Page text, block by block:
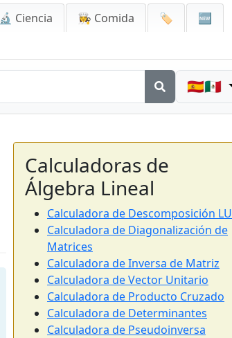
🔬 Ciencia 👩‍🍳 Comida 🏷️
🆕
🇪🇸🇲🇽
Calculadoras de
Álgebra Lineal
Calculadora de Descomposición LU
Calculadora de Diagonalización de
Matrices
Calculadora de Inversa de Matriz
Calculadora de Vector Unitario
Calculadora de Producto Cruzado
Calculadora de Determinantes
Calculadora de Pseudoinversa